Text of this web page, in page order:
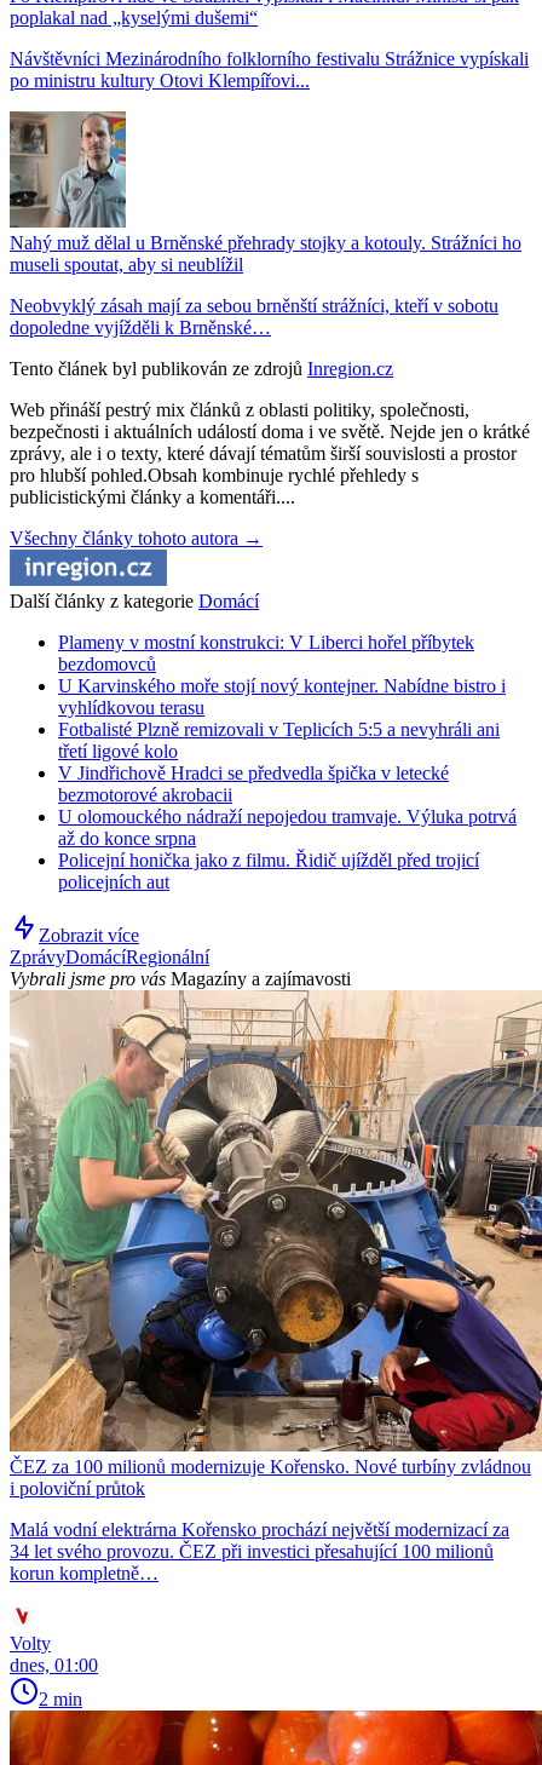
poplakal nad „kyselými dušemi“
Návštěvníci Mezinárodního folklorního festivalu Strážnice vypískali
po ministru kultury Otovi Klempířovi...
Nahý muž dělal u Brněnské přehrady stojky a kotouly. Strážníci ho
museli spoutat, aby si neublížil
Neobvyklý zásah mají za sebou brněnští strážníci, kteří v sobotu
dopoledne vyjížděli k Brněnské…
Tento článek byl publikován ze zdrojů Inregion.cz
Web přináší pestrý mix článků z oblasti politiky, společnosti,
bezpečnosti i aktuálních událostí doma i ve světě. Nejde jen o krátké
zprávy, ale i o texty, které dávají tématům širší souvislosti a prostor
pro hlubší pohled.Obsah kombinuje rychlé přehledy s
publicistickými články a komentáři....
Všechny články tohoto autora →
Další články z kategorie Domácí
Plameny v mostní konstrukci: V Liberci hořel příbytek
bezdomovců
U Karvinského moře stojí nový kontejner. Nabídne bistro i
vyhlídkovou terasu
Fotbalisté Plzně remizovali v Teplicích 5:5 a nevyhráli ani
třetí ligové kolo
V Jindřichově Hradci se předvedla špička v letecké
bezmotorové akrobacii
U olomouckého nádraží nepojedou tramvaje. Výluka potrvá
až do konce srpna
Policejní honička jako z filmu. Řidič ujížděl před trojicí
policejních aut
Zobrazit více
ZprávyDomácíRegionální
Vybrali jsme pro vás Magazíny a zajímavosti
ČEZ za 100 milionů modernizuje Kořensko. Nové turbíny zvládnou
i poloviční průtok
Malá vodní elektrárna Kořensko prochází největší modernizací za
34 let svého provozu. ČEZ při investici přesahující 100 milionů
korun kompletně…
Volty
dnes, 01:00
2 min